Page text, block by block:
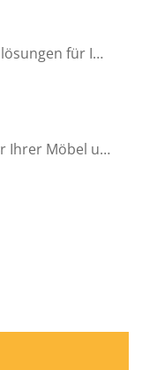
Die Vorteile von Sonnenschutzlösungen für Ihre Pergola
3. Verlängerte Lebensdauer Ihrer Möbel und Einrichtung